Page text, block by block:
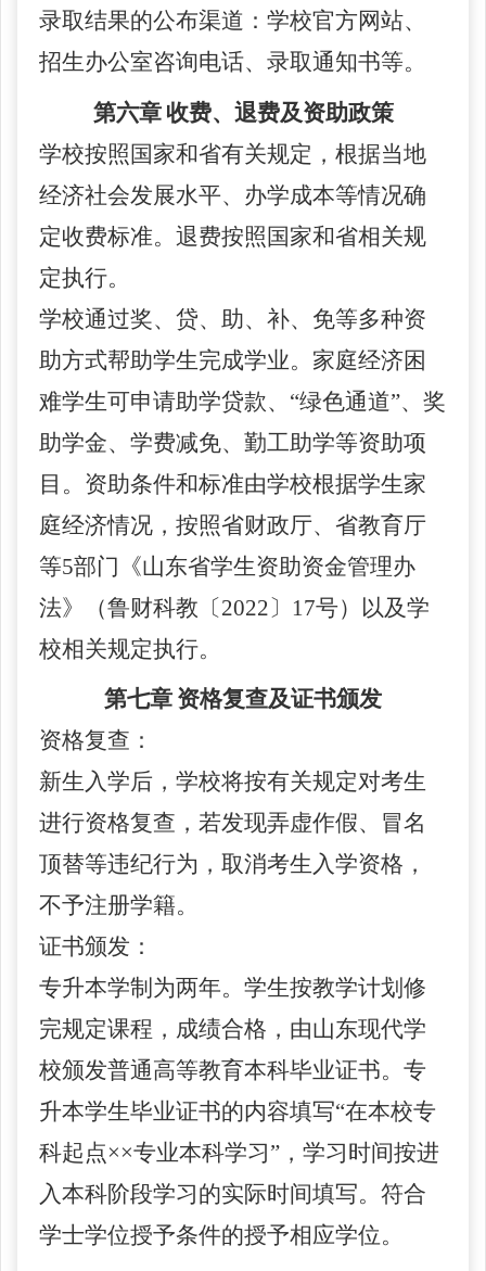
录取结果的公布渠道： 学校官方网站、
招生办公室咨询电话、录取通知书等。
第六章收费、退费及资助政策
学校按照国家和省有关规定，根据当地
经济社会发展水平、办学成本等情况确
定收费标准。退费按照国家和省相关规
定执行。
学校通过奖、贷、助、补、免等多种资
助方式帮助学生完成学业。家庭经济困
难学生可申请助学贷款、 “绿色通道”、奖
助学金、学费减免、勤工助学等资助项
目。资助条件和标准由学校根据学生家
庭经济情况，按照省财政厅、省教育厅
等5部门《山东省学生资助资金管理办
法》（鲁财科教〔2022〕17号）以及学
校相关规定执行。
第七章 资格复查及证书颁发
资格复查：
新生入学后， 学校将按有关规定对考生
进行资格复查，若发现弄虚作假、冒名
顶替等违纪行为，取消考生入学资格，
不予注册学籍。
证书颁发：
专升本学制为两年。学生按教学计划修
完规定课程，成绩合格，由山东现代学
校颁发普通高等教育本科毕业证书。专
升本学生毕业证书的内容填写“在本校专
科起点××专业本科学习”，学习时间按进
入本科阶段学习的实际时间填写。符合
学士学位授予条件的授予相应学位。